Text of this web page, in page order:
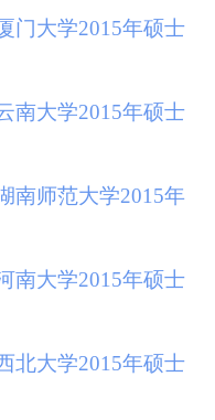
门大学2015年硕士
南大学2015年硕士
南师范大学2015年
南大学2015年硕士
北大学2015年硕士